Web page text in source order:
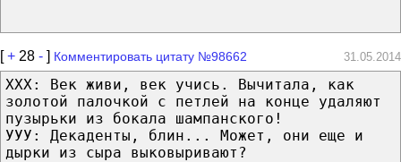
[+ 28 - ] Комментировать цитату №98662 31.05.2014
ХХХ: Век живи, век учись. Вычитала, как
золотой палочкой с петлей на конце удаляют
пузырьки из бокала шампанского!
УУУ: Декаденты, блин... Может, они еще и
дырки из сыра выковыривают?